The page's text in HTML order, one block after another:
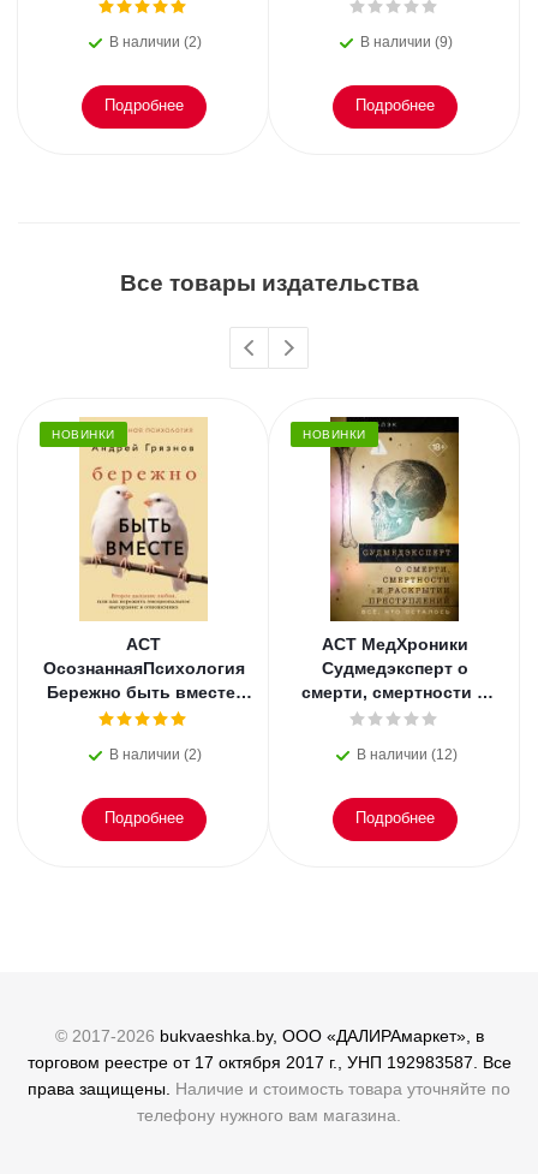
В наличии (2)
Подробнее
В наличии (9)
Подробнее
Все товары издательства
НОВИНКИ
АСТ
ОсознаннаяПсихология
Бережно быть вместе.
Второе дыхание любви,
эмоциональное
В наличии (2)
Подробнее
НОВИНКИ
АСТ МедХроники
Судмедэксперт о
смерти, смертности и
раскрытии
осталось. Блэк
В наличии (12)
Подробнее
© 2017-2026 bukvaeshka.by, ООО «ДАЛИРАмаркет», в
торговом реестре от 17 октября 2017 г., УНП 192983587. Все
права защищены. Наличие и стоимость товара уточняйте по
телефону нужного вам магазина.